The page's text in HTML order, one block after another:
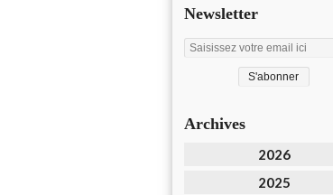
Newsletter
Archives
2026
2025